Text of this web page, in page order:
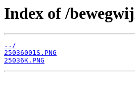
Index of /
../
25036001S.PNG
25036K.PNG